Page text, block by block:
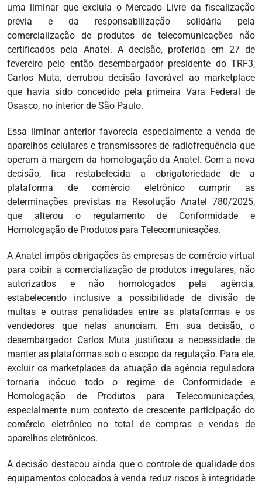
uma liminar que excluía o Mercado Livre da fiscalização
prévia e da responsabilização solidária pela
comercialização de produtos de telecomunicações não
certificados pela Anatel. A decisão, proferida em 27 de
fevereiro pelo então desembargador presidente do TRF3,
Carlos Muta, derrubou decisão favorável ao marketplace
que havia sido concedido pela primeira Vara Federal de
Osasco, no interior de São Paulo.
Essa liminar anterior favorecia especialmente a venda de
aparelhos celulares e transmissores de radiofrequência que
operam à margem da homologação da Anatel. Com a nova
decisão, fica restabelecida a obrigatoriedade de a
plataforma de comércio eletrônico cumprir as
determinações previstas na Resolução Anatel 780/2025,
que alterou o regulamento de Conformidade e
Homologação de Produtos para Telecomunicações.
A Anatel impôs obrigações às empresas de comércio virtual
para coibir a comercialização de produtos irregulares, não
autorizados e não homologados pela agência,
estabelecendo inclusive a possibilidade de divisão de
multas e outras penalidades entre as plataformas e os
vendedores que nelas anunciam. Em sua decisão, o
desembargador Carlos Muta justificou a necessidade de
manter as plataformas sob o escopo da regulação. Para ele,
excluir os marketplaces da atuação da agência reguladora
tornaria inócuo todo o regime de Conformidade e
Homologação de Produtos para Telecomunicações,
especialmente num contexto de crescente participação do
comércio eletrônico no total de compras e vendas de
aparelhos eletrônicos.
A decisão destacou ainda que o controle de qualidade dos
equipamentos colocados à venda reduz riscos à integridade